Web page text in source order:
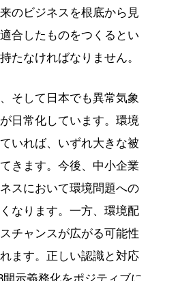
のビジネスを根底から見
合したものをつくるとい
たなければなりません。
そして日本でも異常気象
日常化しています。環境
いれば、いずれ大きな被
きます。今後、中小企業
スにおいて環境問題への
なります。一方、環境配
チャンスが広がる可能性
ます。正しい認識と対応